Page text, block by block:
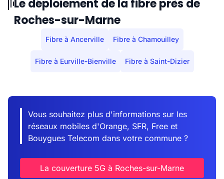
Le déploiement de la fibre près de
Roches-sur-Marne
Fibre à Ancerville Fibre à Chamouilley
Fibre à Eurville-Bienville Fibre à Saint-Dizier
Vous souhaitez plus d'informations sur les
réseaux mobiles d'Orange, SFR, Free et
Bouygues Telecom dans votre commune ?
La couverture 5G à Roches-sur-Marne